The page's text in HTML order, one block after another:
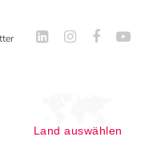
Land auswählen